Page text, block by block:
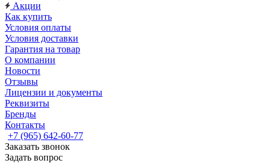
Акции
Как купить
Условия оплаты
Условия доставки
Гарантия на товар
О компании
Новости
Отзывы
Лицензии и документы
Реквизиты
Бренды
Контакты
+7 (965) 642-60-77
Заказать звонок
Задать вопрос